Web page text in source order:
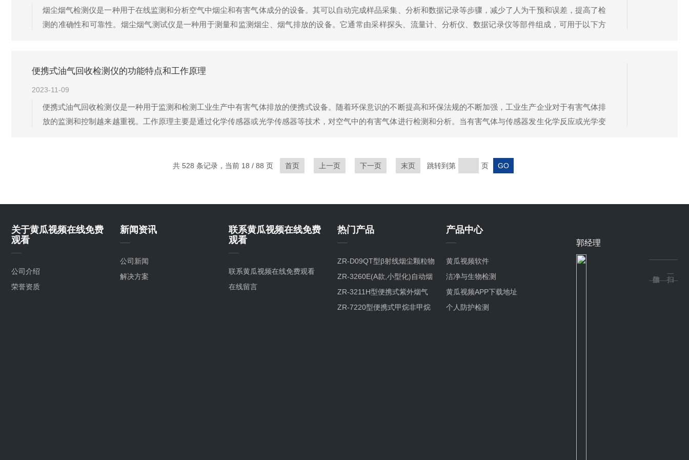
烟尘烟气检测仪是一种用于在线监测和分析空气中烟尘和有害气体成分的设备。其可以自动完成样品采集、分析和数据记录等步骤，减少了人为干预和误差，提高了检
测的准确性和可靠性。烟尘烟气测试仪是一种用于测量和监测烟尘、烟气排放的设备。它通常由采样探头、流量计、分析仪、数据记录仪等部件组成，可用于以下方
便携式油气回收检测仪的功能特点和工作原理
2023-11-09
便携式油气回收检测仪是一种用于监测和检测工业生产中有害气体排放的便携式设备。随着环保意识的不断提高和环保法规的不断加强，工业生产企业对于有害气体排
放的监测和控制越来越重视。工作原理主要是通过化学传感器或光学传感器等技术，对空气中的有害气体进行检测和分析。当有害气体与传感器发生化学反应或光学变
共 528 条记录，当前 18 / 88 页 首页 上一页 下一页 末页 跳转到第 页
关于黄瓜视频在线免费
观看
公司介绍
荣誉资质
新闻资讯
公司新闻
解决方案
联系黄瓜视频在线免费
观看
联系黄瓜视频在线免费观看
在线留言
热门产品
ZR-D09QT型β射线烟尘颗粒物
检测仪
ZR-3260E(A款,小型化)自动烟
尘烟气测试仪
ZR-3211H型便携式紫外烟气
综合分析仪
ZR-7220型便携式甲烷非甲烷
产品中心
黄瓜视频软件
洁净与生物检测
黄瓜视频APP下载地址
个人防护检测
郭经理